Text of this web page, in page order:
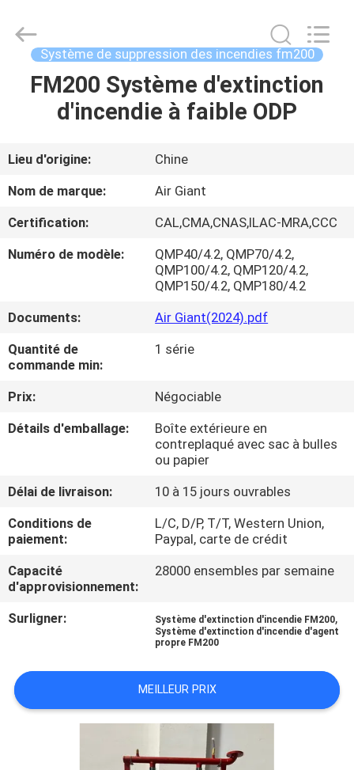
MAISON
EXPOSITION
DE
PROPOS
DE
NOUS
VISITE
CONTRÔLE
DE
QUALITÉ
TÉLÉCHARGER
UNE
CITATION
Giant
Equipment Système de suppression des incendies fm200
FM200 Système d'extinction
d'incendie à faible ODP
Lieu d'origine:
Chine
Nom de marque:
Air Giant
Certification:
CAL,CMA,CNAS,ILAC-MRA,CCC
Numéro de modèle:
QMP40/4.2, QMP70/4.2,
QMP100/4.2, QMP120/4.2,
QMP150/4.2, QMP180/4.2
Documents:
Air Giant(2024).pdf
Quantité de
commande min:
1 série
Prix:
Négociable
Détails d'emballage:
Boîte extérieure en
contreplaqué avec sac à bulles
ou papier
Délai de livraison:
10 à 15 jours ouvrables
Conditions de
paiement:
L/C, D/P, T/T, Western Union,
Paypal, carte de crédit
Capacité
d'approvisionnement:
28000 ensembles par semaine
Surligner: Système d'extinction d'incendie FM200,
Système d'extinction d'incendie d'agent
propre FM200
MEILLEUR PRIX